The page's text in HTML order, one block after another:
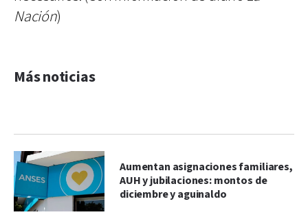
Nación)
Más noticias
Aumentan asignaciones familiares,
AUH y jubilaciones: montos de
diciembre y aguinaldo